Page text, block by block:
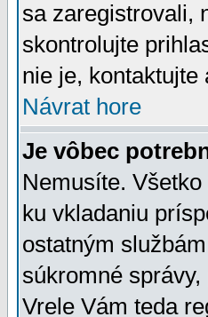
sa zaregistrovali,
skontrolujte
nie je, kontaktujte
Návrat hore
Je vôbec
Nemusíte.
ku vkladaniu
ostatným
súkromné
Vrele Vám teda